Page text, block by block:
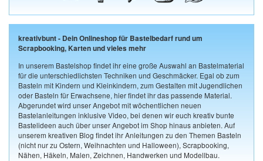
kreativbunt - Dein Onlineshop für Bastelbedarf rund um
Scrapbooking, Karten und vieles mehr
In unserem Bastelshop findet ihr eine große Auswahl an Bastelmaterial
für die unterschiedlichsten Techniken und Geschmäcker. Egal ob zum
Basteln mit Kindern und Kleinkindern, zum Gestalten mit Jugendlichen
oder Basteln für Erwachsene, hier findet ihr das passende Material.
Abgerundet wird unser Angebot mit wöchentlichen neuen
Bastelanleitungen inklusive Video, bei denen wir euch kreativ bunte
Bastelideen auch über unser Angebot im Shop hinaus anbieten. Auf
unserem kreativen Blog findet ihr Anleitungen zu den Themen Basteln
(nicht nur zu Ostern, Weihnachten und Halloween), Scrapbooking,
Nähen, Häkeln, Malen, Zeichnen, Handwerken und Modellbau.